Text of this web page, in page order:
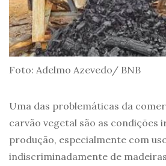
Foto: Adelmo Azevedo/ BNB
Uma das problemáticas da
carvão vegetal são as condições
produção, especialmente com
indiscriminadamente de